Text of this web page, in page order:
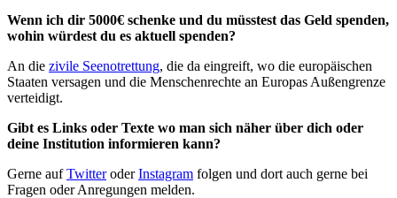
Wenn ich dir 5000€ schenke und du müsstest das Geld spenden,
wohin würdest du es aktuell spenden?
An die zivile Seenotrettung, die da eingreift, wo die europäischen
Staaten versagen und die Menschenrechte an Europas Außengrenze
verteidigt.
Gibt es Links oder Texte wo man sich näher über dich oder
deine Institution informieren kann?
Gerne aufTwitteroderInstagram folgen und dort auch gerne bei
Fragen oder Anregungen melden.